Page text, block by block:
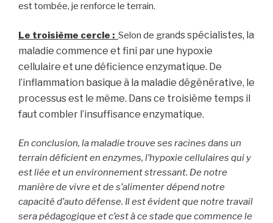
est tombée, je renforce le terrain.
Le troisième cercle : Selon de grands spécialistes, la
maladie commence et fini par une hypoxie
cellulaire et une déficience enzymatique. De
l’inflammation basique à la maladie dégénérative, le
processus est le même. Dans ce troisième temps il
faut combler l’insuffisance enzymatique.
En conclusion, la maladie trouve ses racines dans un
terrain déficient en enzymes, l’hypoxie cellulaires qui y
est liée et un environnement stressant. De notre
manière de vivre et de s’alimenter dépend notre
capacité d’auto défense. Il est évident que notre travail
sera pédagogique et c’est à ce stade que commence le